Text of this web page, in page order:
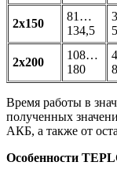
2х150
81…
134,5
2х200
108…
180
Время работы в
полученных
АКБ, а также от
Особенности